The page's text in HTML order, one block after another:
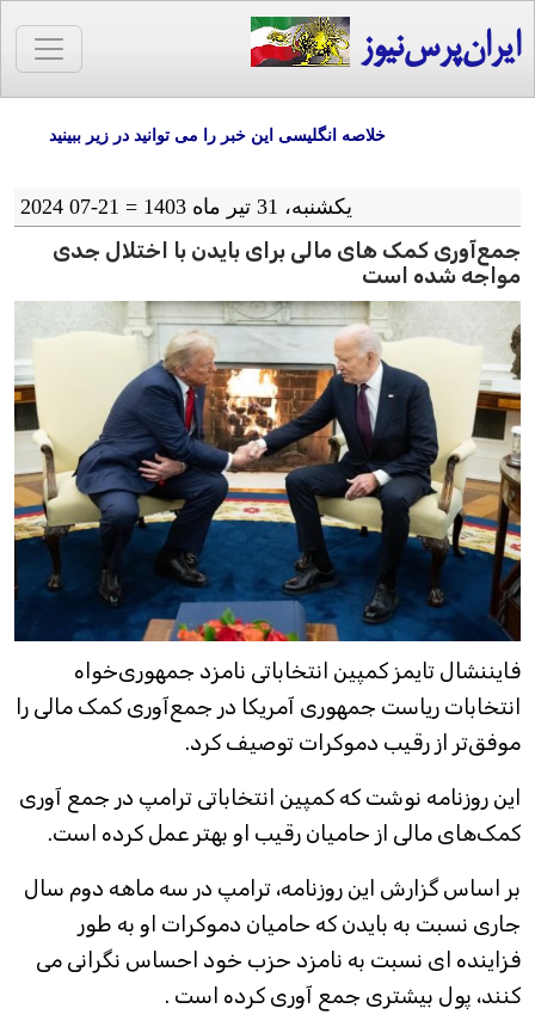
ایران‌پرس‌نیوز
خلاصه انگلیسی این خبر را می توانید در زیر ببینید
یکشنبه، 31 تیر ماه 1403 = 21-07 2024
جمع‌آوری کمک های مالی برای بایدن با اختلال جدی
مواجه شده است
فایننشال تایمز کمپین انتخاباتی نامزد جمهوری‌خواه
انتخابات ریاست جمهوری آمریکا در جمع‌آوری کمک مالی را
موفق‌تر از رقیب دموکرات توصیف کرد.
این روزنامه نوشت که کمپین انتخاباتی ترامپ در جمع آوری
کمک‌های مالی از حامیان رقیب او بهتر عمل کرده است.
بر اساس گزارش این روزنامه، ترامپ در سه ماهه دوم سال
جاری نسبت به بایدن که حامیان دموکرات او به طور
فزاینده ای نسبت به نامزد حزب خود احساس نگرانی می
کنند، پول بیشتری جمع آوری کرده است .